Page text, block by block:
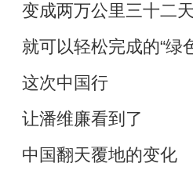
变成两万公里三十二天
就可以轻松完成的“绿
这次中国行
让潘维廉看到了
中国翻天覆地的变化